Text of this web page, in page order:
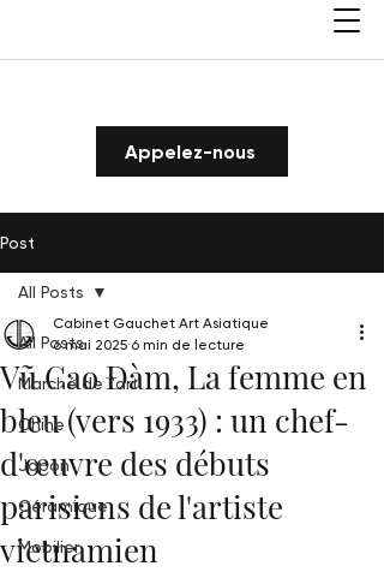
Appelez-nous
Post
All Posts
Marché de l'art
Chine
Japon
Céramique
Mobilier
All Posts
Vũ Cao Đàm, La femme en
bleu (vers 1933) : un chef-
d'œuvre des débuts
parisiens de l'artiste
vietnamien
Cabinet Gauchet Art Asiatique
6 mai 2025 6 min de lecture